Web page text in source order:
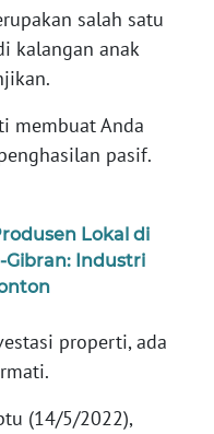
salah satu
kalangan anak
membuat Anda
pasif.
Lokal di
Gibran: Industri
properti, ada
(14/5/2022),